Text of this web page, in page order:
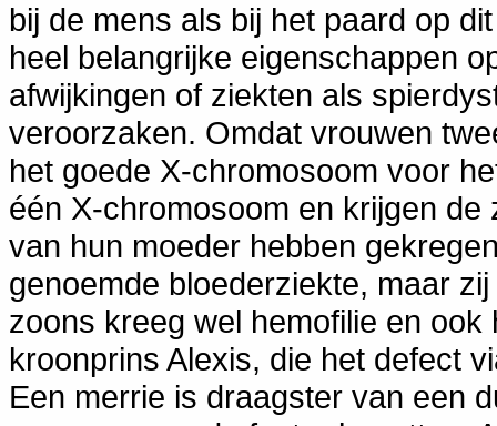
bij de mens als bij het paard op
heel belangrijke eigenschappen
afwijkingen of ziekten als
veroorzaken. Omdat vrouwen
het goede X-chromosoom voor
één X-chromosoom en krijgen
van hun moeder hebben
genoemde bloederziekte, maar
zoons kreeg wel hemofilie en
kroonprins Alexis, die het defect
Een merrie is draagster van een